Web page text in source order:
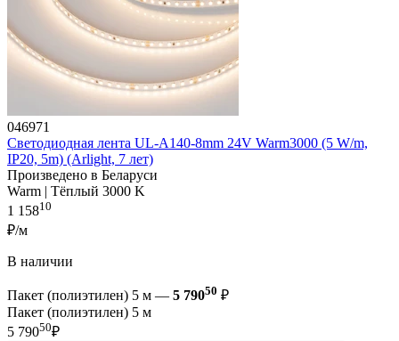
046971
Светодиодная лента UL-A140-8mm 24V Warm3000 (5 W/m,
IP20, 5m) (Arlight, 7 лет)
Произведено в Беларуси
Warm | Тёплый 3000 K
1 15810
₽/м
В наличии
Пакет (полиэтилен) 5 м — 5 79050 ₽
Пакет (полиэтилен) 5 м
5 79050₽